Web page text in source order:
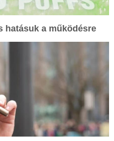
hatásuk a működésre